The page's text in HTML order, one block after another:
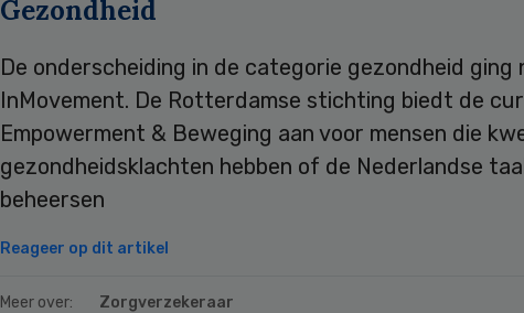
Gezondheid
De onderscheiding in de categorie gezondheid ging
InMovement. De Rotterdamse stichting biedt de
Empowerment & Beweging aan voor mensen die
gezondheidsklachten hebben of de Nederlandse
beheersen
Reageer op dit artikel
Meer over: Zorgverzekeraar